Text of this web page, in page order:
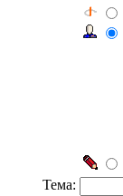
Тема: